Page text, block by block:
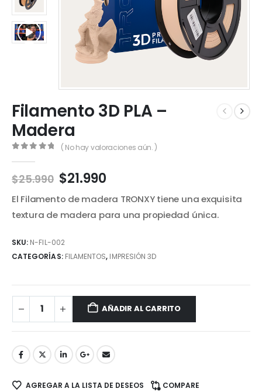
Filamento 3D PLA –
Madera
( No hay valoraciones aún. )
$25.990 El
original
era:
$21.990El
actual
es:
El Filamento de madera TRONXY tiene una exquisita
textura de madera para una propiedad única.
SKU: N-FIL-002
CATEGORÍAS: FILAMENTOS, IMPRESIÓN 3D
AÑADIR AL CARRITO
AGREGAR A LA LISTA DE DESEOS COMPARE